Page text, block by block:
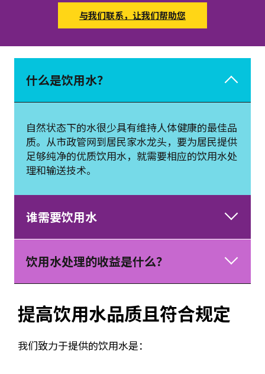
与我们联系，让我们帮助您
什么是饮用水？
自然状态下的水很少具有维持人体健康的最佳品
质。从市政管网到居民家水龙头，要为居民提供
足够纯净的优质饮用水，就需要相应的饮用水处
理和输送技术。
谁需要饮用水
饮用水处理的收益是什么？
提高饮用水品质且符合规定
我们致力于提供的饮用水是：